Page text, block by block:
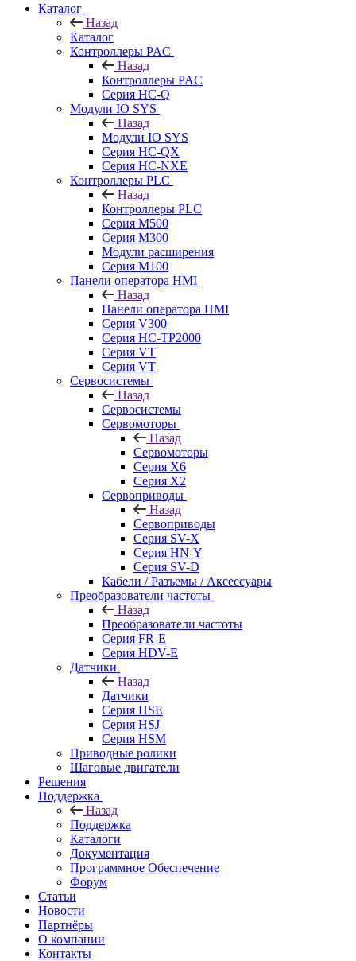
Каталог
Назад
Каталог
Контроллеры PAC
Назад
Контроллеры PAC
Серия HC-Q
Модули IO SYS
Назад
Модули IO SYS
Серия HC-QX
Серия HC-NXE
Контроллеры PLC
Назад
Контроллеры PLC
Серия M500
Серия M300
Модули расширения
Серия M100
Панели оператора HMI
Назад
Панели оператора HMI
Серия V300
Серия HC-TP2000
Серия VT
Серия VT
Сервосистемы
Назад
Сервосистемы
Сервомоторы
Назад
Сервомоторы
Серия X6
Серия X2
Сервоприводы
Назад
Сервоприводы
Серия SV-X
Серия HN-Y
Серия SV-D
Кабели / Разъемы / Аксессуары
Преобразователи частоты
Назад
Преобразователи частоты
Серия FR-E
Серия HDV-E
Датчики
Назад
Датчики
Серия HSE
Серия HSJ
Серия HSM
Приводные ролики
Шаговые двигатели
Решения
Поддержка
Назад
Поддержка
Каталоги
Документация
Программное Обеспечение
Форум
Статьи
Новости
Партнёры
О компании
Контакты